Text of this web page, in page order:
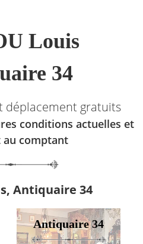
Louis
34
déplacement gratuits
conditions actuelles et
au comptant
Antiquaire 34
Antiquaire 34